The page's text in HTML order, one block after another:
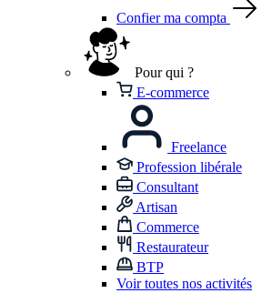
Confier ma compta
Pour qui ?
E-commerce
Freelance
Profession libérale
Consultant
Artisan
Commerce
Restaurateur
BTP
Voir toutes nos activités